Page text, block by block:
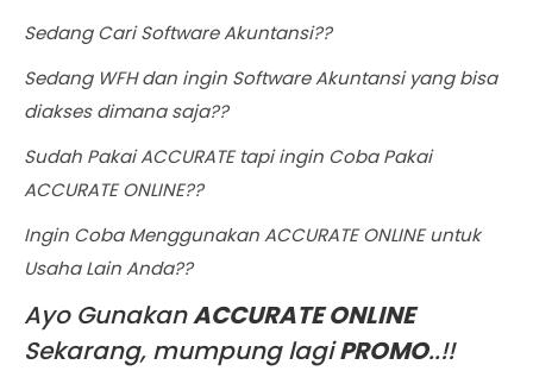
Sedang Cari Software Akuntansi??
Sedang WFH dan ingin Software Akuntansi yang bisa
diakses dimana saja??
Sudah Pakai ACCURATE tapi ingin Coba Pakai
ACCURATE ONLINE??
Ingin Coba Menggunakan ACCURATE ONLINE untuk
Usaha Lain Anda??
Ayo GunakanACCURATE ONLINE
Sekarang, mumpung lagiPROMO..!!